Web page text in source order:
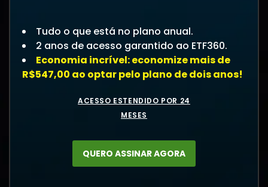
Tudo o que está no plano anual.
2 anos de acesso garantido ao ETF360.
Economia incrível: economize mais de
R$547,00 ao optar pelo plano de dois anos!
ACESSO ESTENDIDO POR 24
MESES
QUERO ASSINAR AGORA